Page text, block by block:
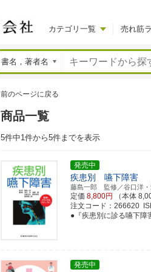
カテゴリ一覧 売れ筋
前のページに戻る
商品一覧
5件中1件から5件までを表示
発売中
疾患別 嚥下障害
藤島一郎 監修／谷口洋
定価 8,800円 （本体
注文コード：266620
●『疾患別に診る嚥下障
発売中